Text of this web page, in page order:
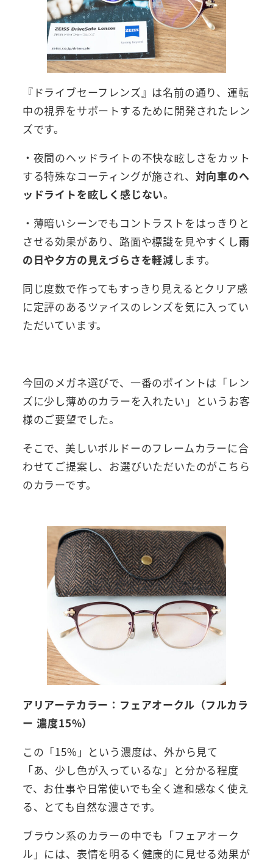
『ドライブセーフレンズ』は名前の通り、運転
中の視界をサポートするために開発されたレン
ズです。
・夜間のヘッドライトの不快な眩しさをカット
する特殊なコーティングが施され、 対向車のヘ
ッドライトを眩しく感じない。
・薄暗いシーンでもコントラストをはっきりと
させる効果があり、路面や標識を見やすくし雨
の日や夕方の見えづらさを軽減 します。
同じ度数で作ってもすっきり見えるとクリア感
に定評のあるツァイスのレンズを気に入ってい
ただいています。
今回のメガネ選びで、一番のポイントは「レン
ズに少し薄めのカラーを入れたい」というお客
様のご要望でした。
そこで、美しいボルドーのフレームカラーに合
わせてご提案し、お選びいただいたのがこちら
のカラーです。
アリアーテカラー：フェアオークル（フルカラ
ー 濃度15%）
この「15%」という濃度は、外から見て
「あ、少し色が入っているな」と分かる程度
で、お仕事や日常使いでも全く違和感なく使え
る、とても自然な濃さです。
ブラウン系のカラーの中でも「フェアオーク
ル」には、表情を明るく健康的に見せる効果が